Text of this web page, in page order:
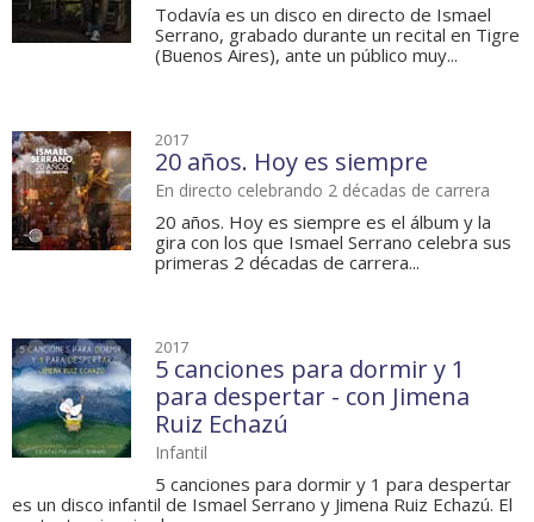
Todavía es un disco en directo de Ismael
Serrano, grabado durante un recital en Tigre
(Buenos Aires), ante un público muy...
2017
20 años. Hoy es siempre
En directo celebrando 2 décadas de carrera
20 años. Hoy es siempre es el álbum y la
gira con los que Ismael Serrano celebra sus
primeras 2 décadas de carrera...
2017
5 canciones para dormir y 1
para despertar - con Jimena
Ruiz Echazú
Infantil
5 canciones para dormir y 1 para despertar
es un disco infantil de Ismael Serrano y Jimena Ruiz Echazú. El